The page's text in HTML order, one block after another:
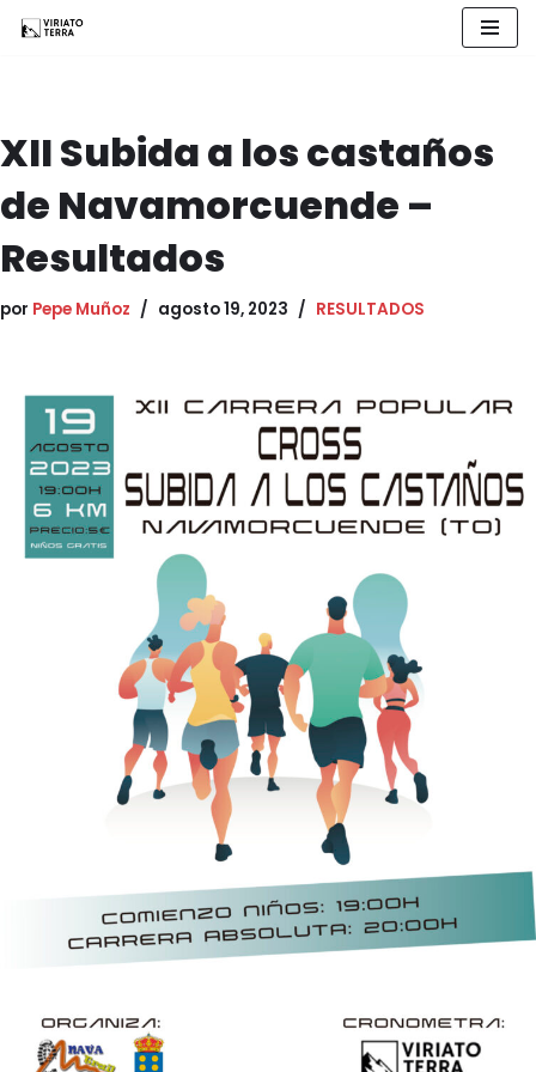
XII Subida a los castaños
de Navamorcuende –
Resultados
por Pepe Muñoz agosto 19, 2023 RESULTADOS